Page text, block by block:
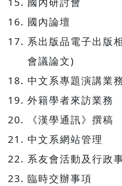
國內論壇
系出版品電子出版
會議論文)
中文系專題演講業
外籍學者來訪業務
《漢學通訊》撰稿
中文系網站管理
系友會活動及行政
臨時交辦事項